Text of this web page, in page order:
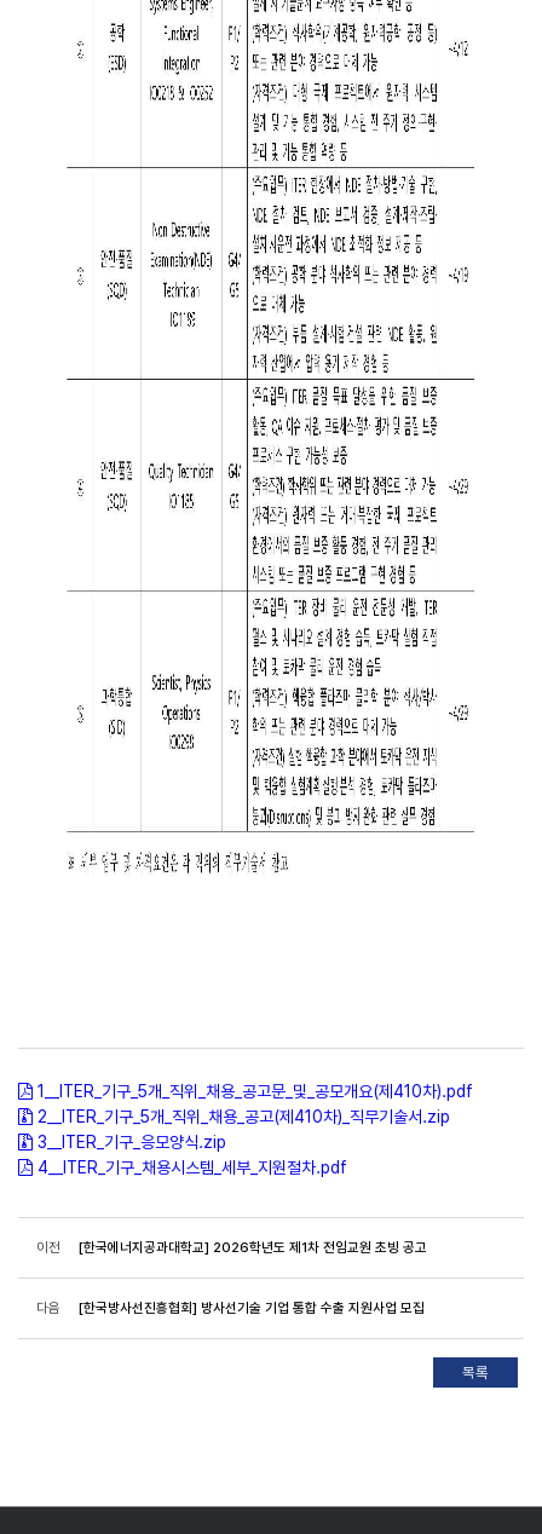
1__ITER_기구_5개_직위_채용_공고문_및_공모개요(제410차).pdf
2__ITER_기구_5개_직위_채용_공고(제410차)_직무기술서.zip
3__ITER_기구_응모양식.zip
4__ITER_기구_채용시스템_세부_지원절차.pdf
이전 [한국에너지공과대학교] 2026학년도 제1차 전임교원 초빙 공고
다음 [한국방사선진흥협회] 방사선기술 기업 통합 수출 지원사업 모집